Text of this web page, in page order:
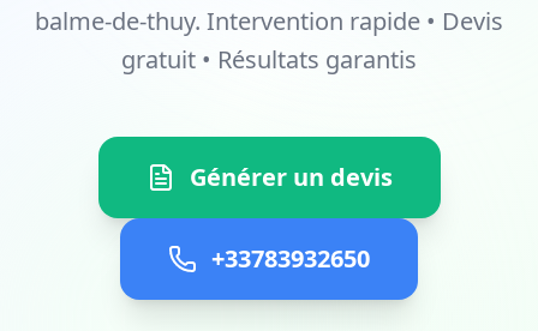
balme-de-thuy. Intervention rapide • Devis
gratuit • Résultats garantis
Générer un devis
+33783932650